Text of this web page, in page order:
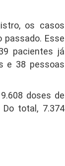
os casos
passado. Esse
pacientes já
e 38 pessoas
doses de
total, 7.374